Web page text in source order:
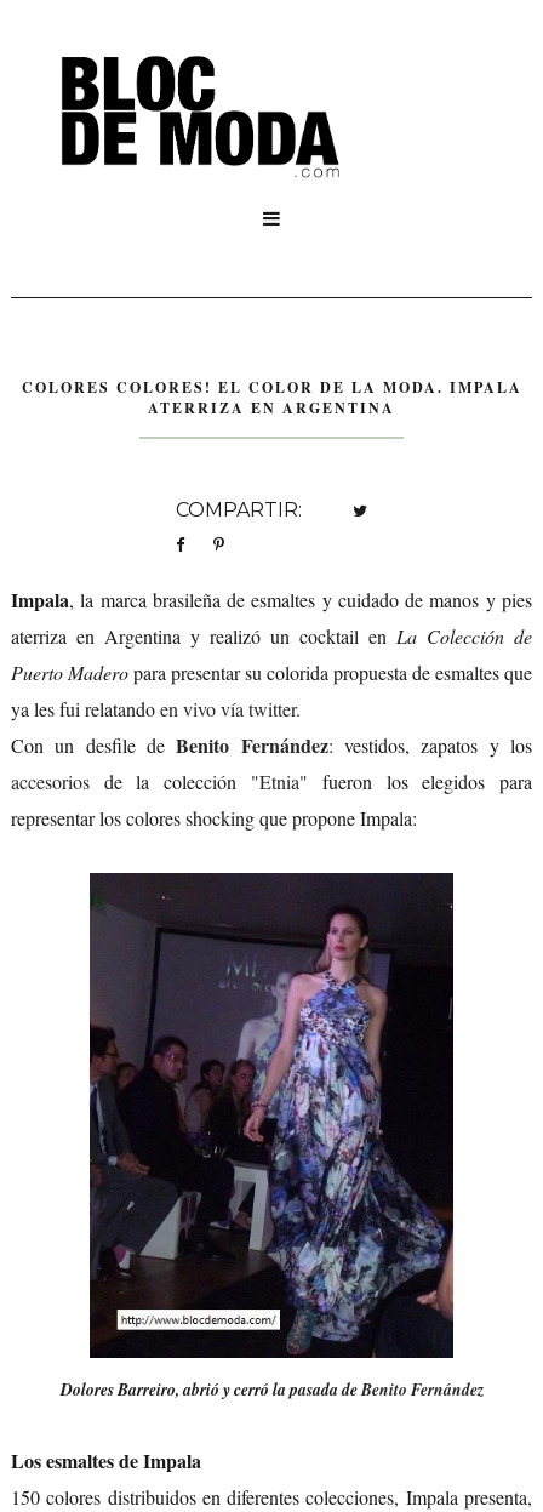

COLORES COLORES! EL COLOR DE LA MODA. IMPALA
ATERRIZA EN ARGENTINA
COMPARTIR:
Impala, la marca brasileña de esmaltes y cuidado de manos y pies
aterriza en Argentina y realizó un cocktail enLa Colección de
Puerto Maderopara presentar su colorida propuesta de esmaltes que
ya les fui relatandoen vivo vía twitter.
Con un desfile deBenito Fernández: vestidos, zapatos y los
accesoriosde la colección "Etnia" fueron los elegidos para
representar los colores shocking que propone Impala:
Dolores Barreiro, abrió y cerró la pasada deBenito Fernández
Los esmaltes de Impala
150 colores distribuidos en diferentes colecciones, Impala presenta,